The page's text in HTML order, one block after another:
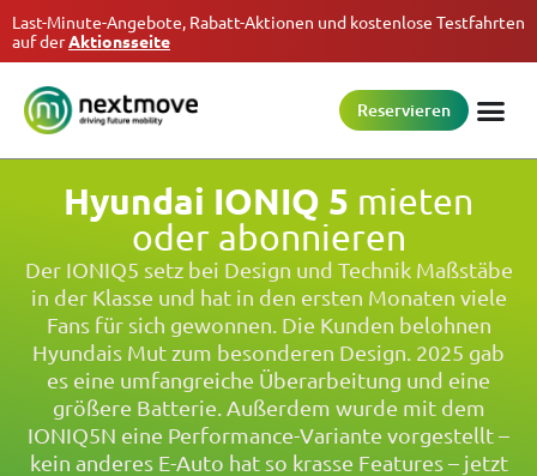
Last-Minute-Angebote, Rabatt-Aktionen und kostenlose Testfahrten
auf derAktionsseite
Reservieren
Hyundai IONIQ 5 mieten
oder abonnieren
Der IONIQ5 setz bei Design und Technik Maßstäbe
in der Klasse und hat in den ersten Monaten viele
Fans für sich gewonnen. Die Kunden belohnen
Hyundais Mut zum besonderen Design. 2025 gab
es eine umfangreiche Überarbeitung und eine
größere Batterie. Außerdem wurde mit dem
IONIQ5N eine Performance-Variante vorgestellt –
kein anderes E-Auto hat so krasse Features – jetzt